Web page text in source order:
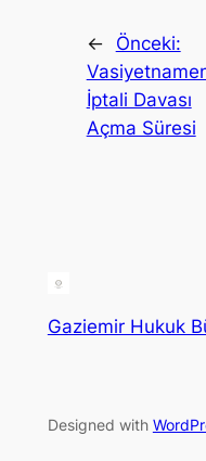
←
Önceki:
İptali Davası
Açma Süresi
Gaziemir Hukuk
Designed with